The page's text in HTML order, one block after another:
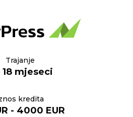
Trajanje
18 mjeseci
kredita
- 4000 EUR